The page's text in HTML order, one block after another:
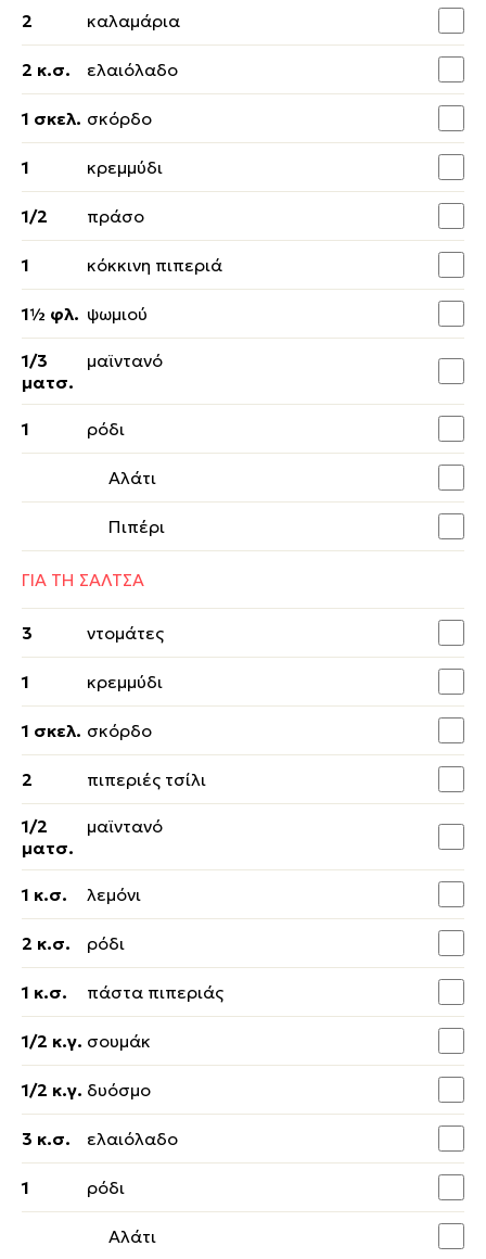
2 καλαμάρια
2 κ.σ. ελαιόλαδο
1 σκελ. σκόρδο
1 κρεμμύδι
1/2 πράσο
1 κόκκινη πιπεριά
1½ φλ. ψωμιού
1/3
ματσ.
μαϊντανό
1 ρόδι
Αλάτι
Πιπέρι
ΓΙΑ ΤΗ ΣΑΛΤΣΑ
3 ντομάτες
1 κρεμμύδι
1 σκελ. σκόρδο
2 πιπεριές τσίλι
1/2
ματσ.
μαϊντανό
1 κ.σ. λεμόνι
2 κ.σ. ρόδι
1 κ.σ. πάστα πιπεριάς
1/2 κ.γ. σουμάκ
1/2 κ.γ. δυόσμο
3 κ.σ. ελαιόλαδο
1 ρόδι
Αλάτι